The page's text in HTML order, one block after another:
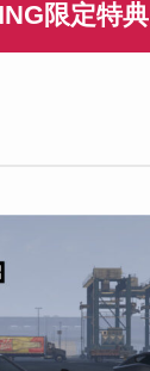
限定特典